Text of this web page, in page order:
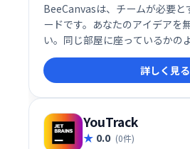
BeeCanvasは、チームが必要と
ードです。あなたのアイデアを
い。同じ部屋に座っているかの
覚化して作業をすばやく完了し
お気に入りの日常のツールとも
ます。
詳しく見る
YouTrack
0.0 (0件)